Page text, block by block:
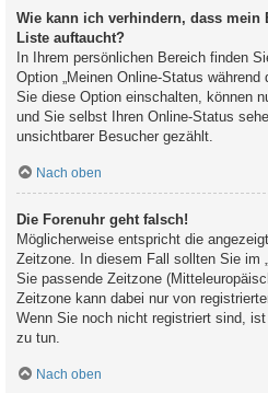
Wie kann ich verhindern, dass mein
Liste auftaucht?
In Ihrem persönlichen Bereich finden
Option „Meinen Online-Status
Sie diese Option einschalten, können
und Sie selbst Ihren Online-Status
unsichtbarer Besucher gezählt.
Nach oben
Die Forenuhr geht falsch!
Möglicherweise entspricht die
Zeitzone. In diesem Fall sollten Sie im
Sie passende Zeitzone
Zeitzone kann dabei nur von
Wenn Sie noch nicht registriert sind,
zu tun.
Nach oben